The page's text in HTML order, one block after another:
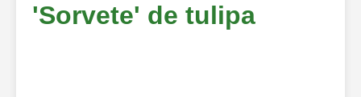
'Sorvete' de tulipa